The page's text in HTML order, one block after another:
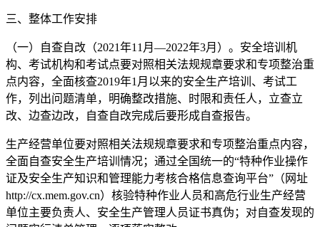
三、整体工作安排
（一）自查自改（2021年11月—2022年3月）。安全培训机
构、考试机构和考试点要对照相关法规规章要求和专项整治重
点内容，全面核查2019年1月以来的安全生产培训、考试工
作，列出问题清单，明确整改措施、时限和责任人，立查立
改、边查边改，自查自改完成后要形成自查报告。
生产经营单位要对照相关法规规章要求和专项整治重点内容，
全面自查安全生产培训情况；通过全国统一的“特种作业操作
证及安全生产知识和管理能力考核合格信息查询平台”（网址
http://cx.mem.gov.cn）核验特种作业人员和高危行业生产经营
单位主要负责人、安全生产管理人员证书真伪；对自查发现的